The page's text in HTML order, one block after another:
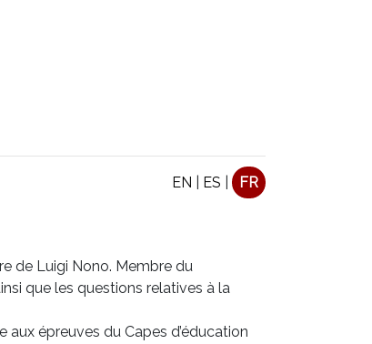
EN ES FR
de Luigi Nono. Membre du
que les questions relatives à la
épreuves du Capes d’éducation